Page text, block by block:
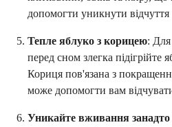
допомогти уникнути відчуття
Тепле яблуко з корицею:
перед сном злегка підігрійте
Кориця пов'язана з
може допомогти вам
Уникайте вживання занадто